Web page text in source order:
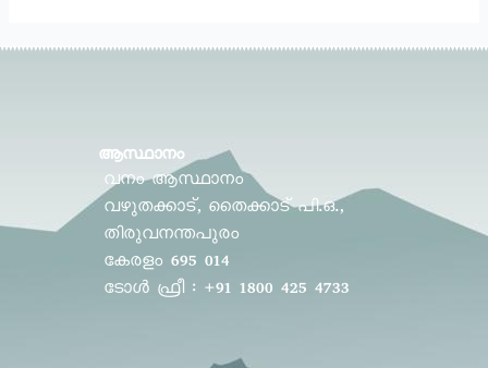
ആസ്ഥാനം
വനം ആസ്ഥാനം
വഴുതക്കാട്, തൈക്കാട് പി.ഒ.,
തിരുവനന്തപുരം
കേരളം 695 014
ടോൾ ഫ്രീ : +91 1800 425 4733